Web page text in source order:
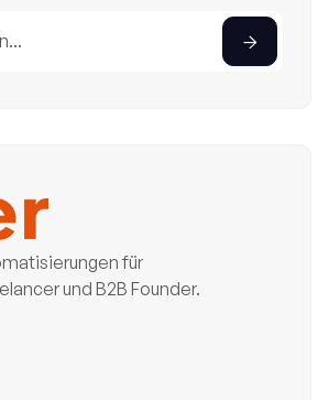
für
und B2B Founder.